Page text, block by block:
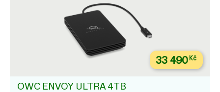
33 490Kč
OWC ENVOY ULTRA 4TB